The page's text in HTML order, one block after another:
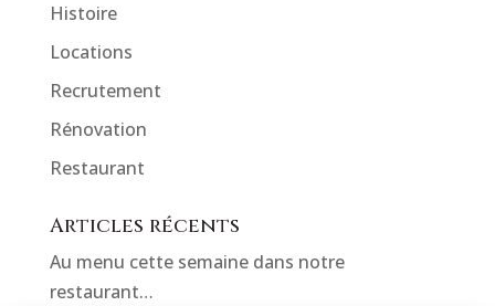
Histoire
Locations
Recrutement
Rénovation
Restaurant
Articles récents
Au menu cette semaine dans notre
restaurant…